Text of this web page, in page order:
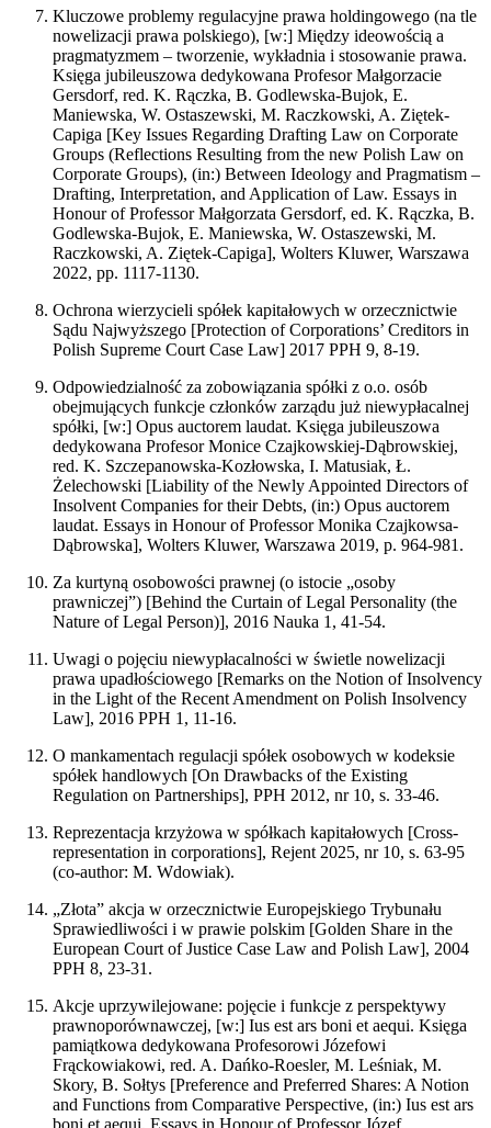
Kluczowe problemy regulacyjne prawa holdingowego (na tle
nowelizacji prawa polskiego), [w:] Między ideowością a
pragmatyzmem – tworzenie, wykładnia i stosowanie prawa.
Księga jubileuszowa dedykowana Profesor Małgorzacie
Gersdorf, red. K. Rączka, B. Godlewska-Bujok, E.
Maniewska, W. Ostaszewski, M. Raczkowski, A. Ziętek-
Capiga [Key Issues Regarding Drafting Law on Corporate
Groups (Reflections Resulting from the new Polish Law on
Corporate Groups), (in:) Between Ideology and Pragmatism –
Drafting, Interpretation, and Application of Law. Essays in
Honour of Professor Małgorzata Gersdorf, ed. K. Rączka, B.
Godlewska-Bujok, E. Maniewska, W. Ostaszewski, M.
Raczkowski, A. Ziętek-Capiga], Wolters Kluwer, Warszawa
2022, pp. 1117-1130.
Ochrona wierzycieli spółek kapitałowych w orzecznictwie
Sądu Najwyższego [Protection of Corporations’ Creditors in
Polish Supreme Court Case Law] 2017 PPH 9, 8-19.
Odpowiedzialność za zobowiązania spółki z o.o. osób
obejmujących funkcje członków zarządu już niewypłacalnej
spółki, [w:] Opus auctorem laudat. Księga jubileuszowa
dedykowana Profesor Monice Czajkowskiej-Dąbrowskiej,
red. K. Szczepanowska-Kozłowska, I. Matusiak, Ł.
Żelechowski [Liability of the Newly Appointed Directors of
Insolvent Companies for their Debts, (in:) Opus auctorem
laudat. Essays in Honour of Professor Monika Czajkowsa-
Dąbrowska], Wolters Kluwer, Warszawa 2019, p. 964-981.
Za kurtyną osobowości prawnej (o istocie „osoby
prawniczej”) [Behind the Curtain of Legal Personality (the
Nature of Legal Person)], 2016 Nauka 1, 41-54.
Uwagi o pojęciu niewypłacalności w świetle nowelizacji
prawa upadłościowego [Remarks on the Notion of Insolvency
in the Light of the Recent Amendment on Polish Insolvency
Law], 2016 PPH 1, 11-16.
O mankamentach regulacji spółek osobowych w kodeksie
spółek handlowych [On Drawbacks of the Existing
Regulation on Partnerships], PPH 2012, nr 10, s. 33-46.
Reprezentacja krzyżowa w spółkach kapitałowych [Cross-
representation in corporations], Rejent 2025, nr 10, s. 63-95
(co-author: M. Wdowiak).
„Złota” akcja w orzecznictwie Europejskiego Trybunału
Sprawiedliwości i w prawie polskim [Golden Share in the
European Court of Justice Case Law and Polish Law], 2004
PPH 8, 23-31.
Akcje uprzywilejowane: pojęcie i funkcje z perspektywy
prawnoporównawczej, [w:] Ius est ars boni et aequi. Księga
pamiątkowa dedykowana Profesorowi Józefowi
Frąckowiakowi, red. A. Dańko-Roesler, M. Leśniak, M.
Skory, B. Sołtys [Preference and Preferred Shares: A Notion
and Functions from Comparative Perspective, (in:) Ius est ars